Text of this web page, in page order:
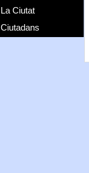
La Ciutat
Ciutadans